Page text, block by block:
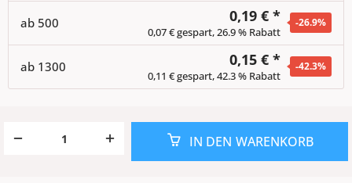
ab 500 0,19 € *
0,07 € gespart, 26.9 % Rabatt
-26.9%
ab 1300 0,15 € *
0,11 € gespart, 42.3 % Rabatt
-42.3%
IN DEN WARENKORB